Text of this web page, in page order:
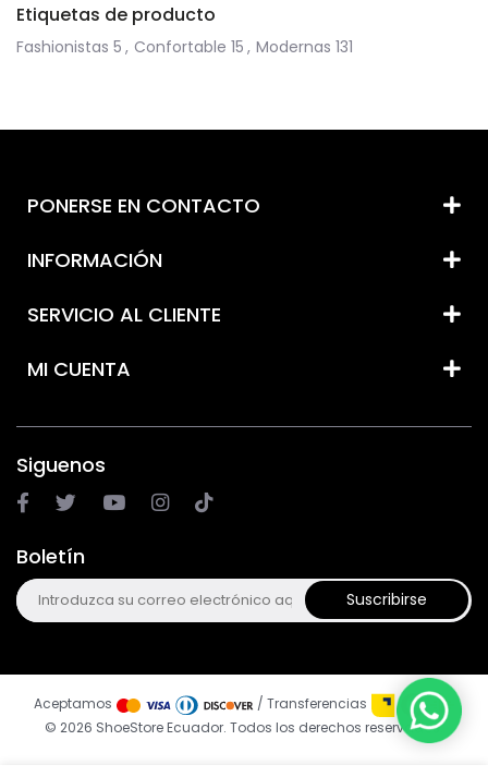
Etiquetas de producto
Fashionistas 5 , Confortable 15 , Modernas 131
PONERSE EN CONTACTO
INFORMACIÓN
SERVICIO AL CLIENTE
MI CUENTA
Siguenos
Boletín
Suscribirse
© 2026 ShoeStore Ecuador. Todos los derechos reservados.
Aceptamos / Transferencias